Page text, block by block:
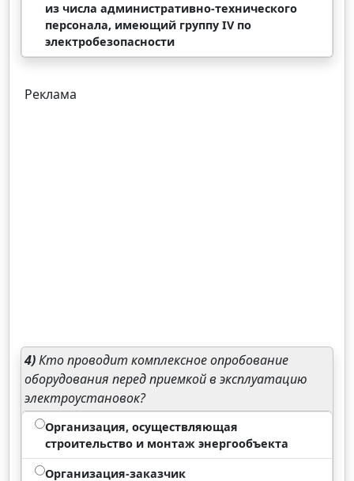
из числа административно-технического
персонала, имеющий группу IV по
электробезопасности
Реклама
4)Кто проводит комплексное опробование
оборудования перед приемкой в эксплуатацию
электроустановок?
Организация, осуществляющая
строительство и монтаж энергообъекта
Организация-заказчик